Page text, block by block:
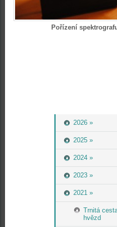
2026 »
2025 »
2024 »
2023 »
2021 »
Trnitá
hvězd
Pořízení